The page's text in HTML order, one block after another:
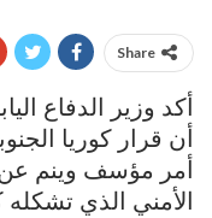
Share
أكد وزير الدفاع
أن قرار كوريا
أمر مؤسف وينم عن
الأمني الذي تشكله